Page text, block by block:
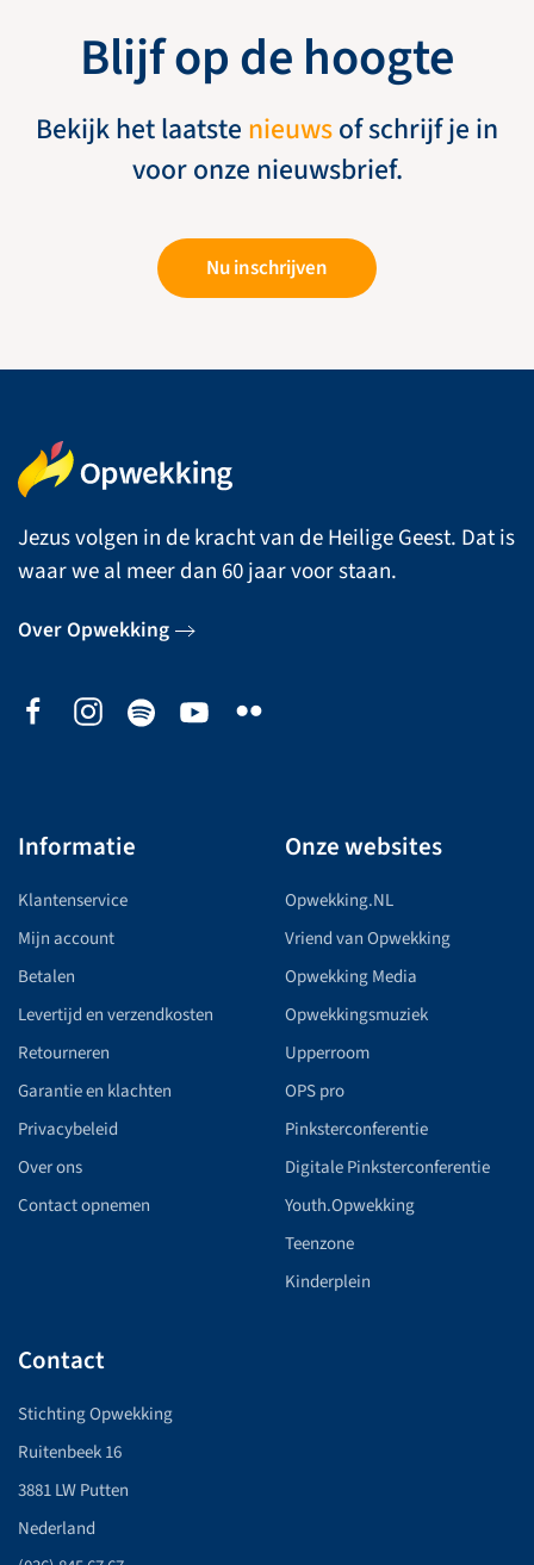
Blijf op de hoogte
Bekijk het laatste nieuwsof schrijf je in
voor onze nieuwsbrief.
Nu inschrijven
Jezus volgen in de kracht van de Heilige Geest. Dat is
waar we al meer dan 60 jaar voor staan.
Over Opwekking
Informatie
Klantenservice
Mijn account
Betalen
Levertijd en verzendkosten
Retourneren
Garantie en klachten
Privacybeleid
Over ons
Contact opnemen
Onze websites
Opwekking.NL
Vriend van Opwekking
Opwekking Media
Opwekkingsmuziek
Upperroom
OPS pro
Pinksterconferentie
Digitale Pinksterconferentie
Youth.Opwekking
Teenzone
Kinderplein
Contact
Stichting Opwekking
Ruitenbeek 16
3881 LW Putten
Nederland